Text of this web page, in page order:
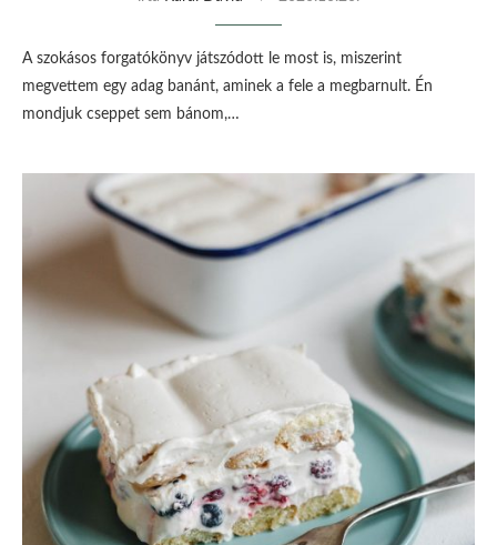
A szokásos forgatókönyv játszódott le most is, miszerint
megvettem egy adag banánt, aminek a fele a megbarnult. Én
mondjuk cseppet sem bánom,…